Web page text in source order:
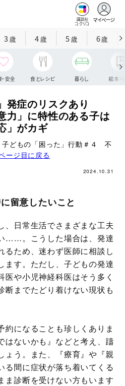
講談社
コクリコ
マイページ
3歳 4歳 5歳 6歳
安全 食とレシピ 暮らし 絵本・
発症のリスクあり
力」に特性のある子は
」がカギ
子どもの「困った」行動＃４ 不
ージ目に戻る
2024.10.31
留意したいこと
、日常生活でさまざまな工夫
……。こうした場合は、発達
るため、迷わず医師に相談し
ます。ただし、子どもの発達
医や小児神経科医はそう多く
断までたどり着けない現状も
約になることも珍しくありま
はないかも』などと考え、躊
ょう。また、『療育』や『親
る間に症状が落ち着いてくる
ま診断を受けない方もいます